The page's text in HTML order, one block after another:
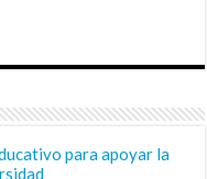
para apoyar la